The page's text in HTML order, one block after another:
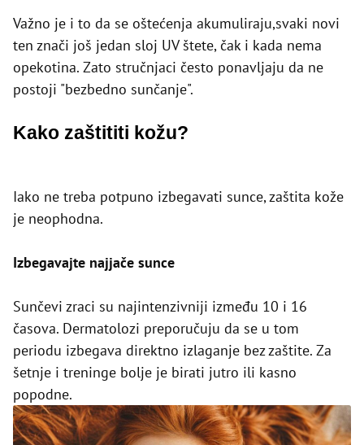
Važno je i to da se oštećenja akumuliraju,svaki novi
ten znači još jedan sloj UV štete, čak i kada nema
opekotina. Zato stručnjaci često ponavljaju da ne
postoji "bezbedno sunčanje".
Kako zaštititi kožu?
Iako ne treba potpuno izbegavati sunce, zaštita kože
je neophodna.
Izbegavajte najjače sunce
Sunčevi zraci su najintenzivniji između 10 i 16
časova. Dermatolozi preporučuju da se u tom
periodu izbegava direktno izlaganje bez zaštite. Za
šetnje i treninge bolje je birati jutro ili kasno
popodne.